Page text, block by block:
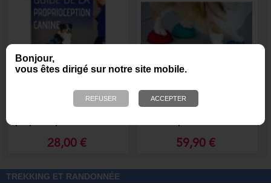
Bonjour,
vous êtes dirigé sur notre site mobile.
28,00 € 59,90 €
TREKKING ET RANDONNÉE